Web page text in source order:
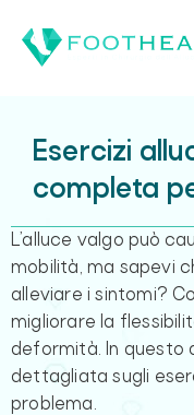
Esercizi
completa
L’alluce valgo può
mobilità, ma sapevi
alleviare i sintomi?
migliorare la
deformità. In questo
dettagliata sugli
problema.